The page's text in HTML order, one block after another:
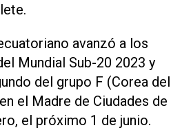
avanzó a los
Mundial Sub-20 2023 y
del grupo F (Corea del
el Madre de Ciudades de
el próximo 1 de junio.